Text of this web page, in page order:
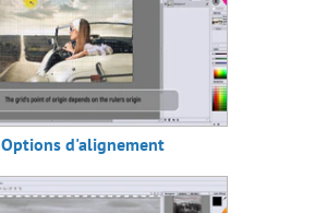
Options d'alignement